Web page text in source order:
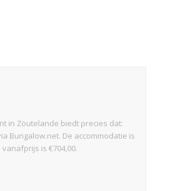
in Zoutelande biedt precies dat:
Bungalow.net. De accommodatie is
is €704,00.